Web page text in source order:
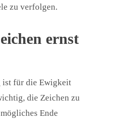
zu verfolgen.
ernst
ist für die Ewigkeit
die Zeichen zu
Ende